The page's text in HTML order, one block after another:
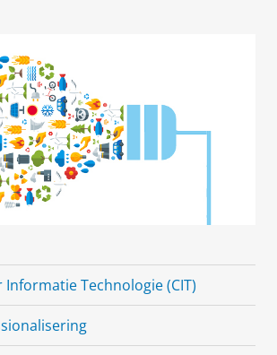
Technologie (CIT)